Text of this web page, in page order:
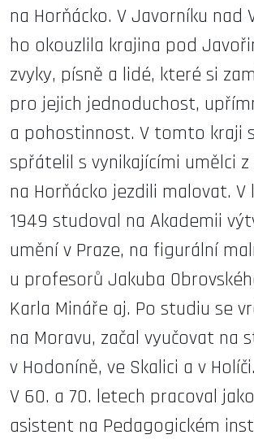
na Horňácko. V Javorníku nad
ho okouzlila krajina pod
zvyky, písně a lidé, které si
pro jejich jednoduchost,
a pohostinnost. V tomto kraji
spřátelil s vynikajícími umělci
na Horňácko jezdili malovat. V
1949 studoval na Akademii
umění v Praze, na figurální
u profesorů Jakuba
Karla Mináře aj. Po studiu se
na Moravu, začal vyučovat na
v Hodoníně, ve Skalici a v Holíči.
V 60. a 70. letech pracoval
asistent na Pedagogickém